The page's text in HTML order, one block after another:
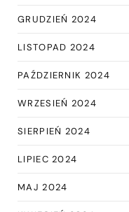
GRUDZIEŃ 2024
LISTOPAD 2024
PAŹDZIERNIK 2024
WRZESIEŃ 2024
SIERPIEŃ 2024
LIPIEC 2024
MAJ 2024